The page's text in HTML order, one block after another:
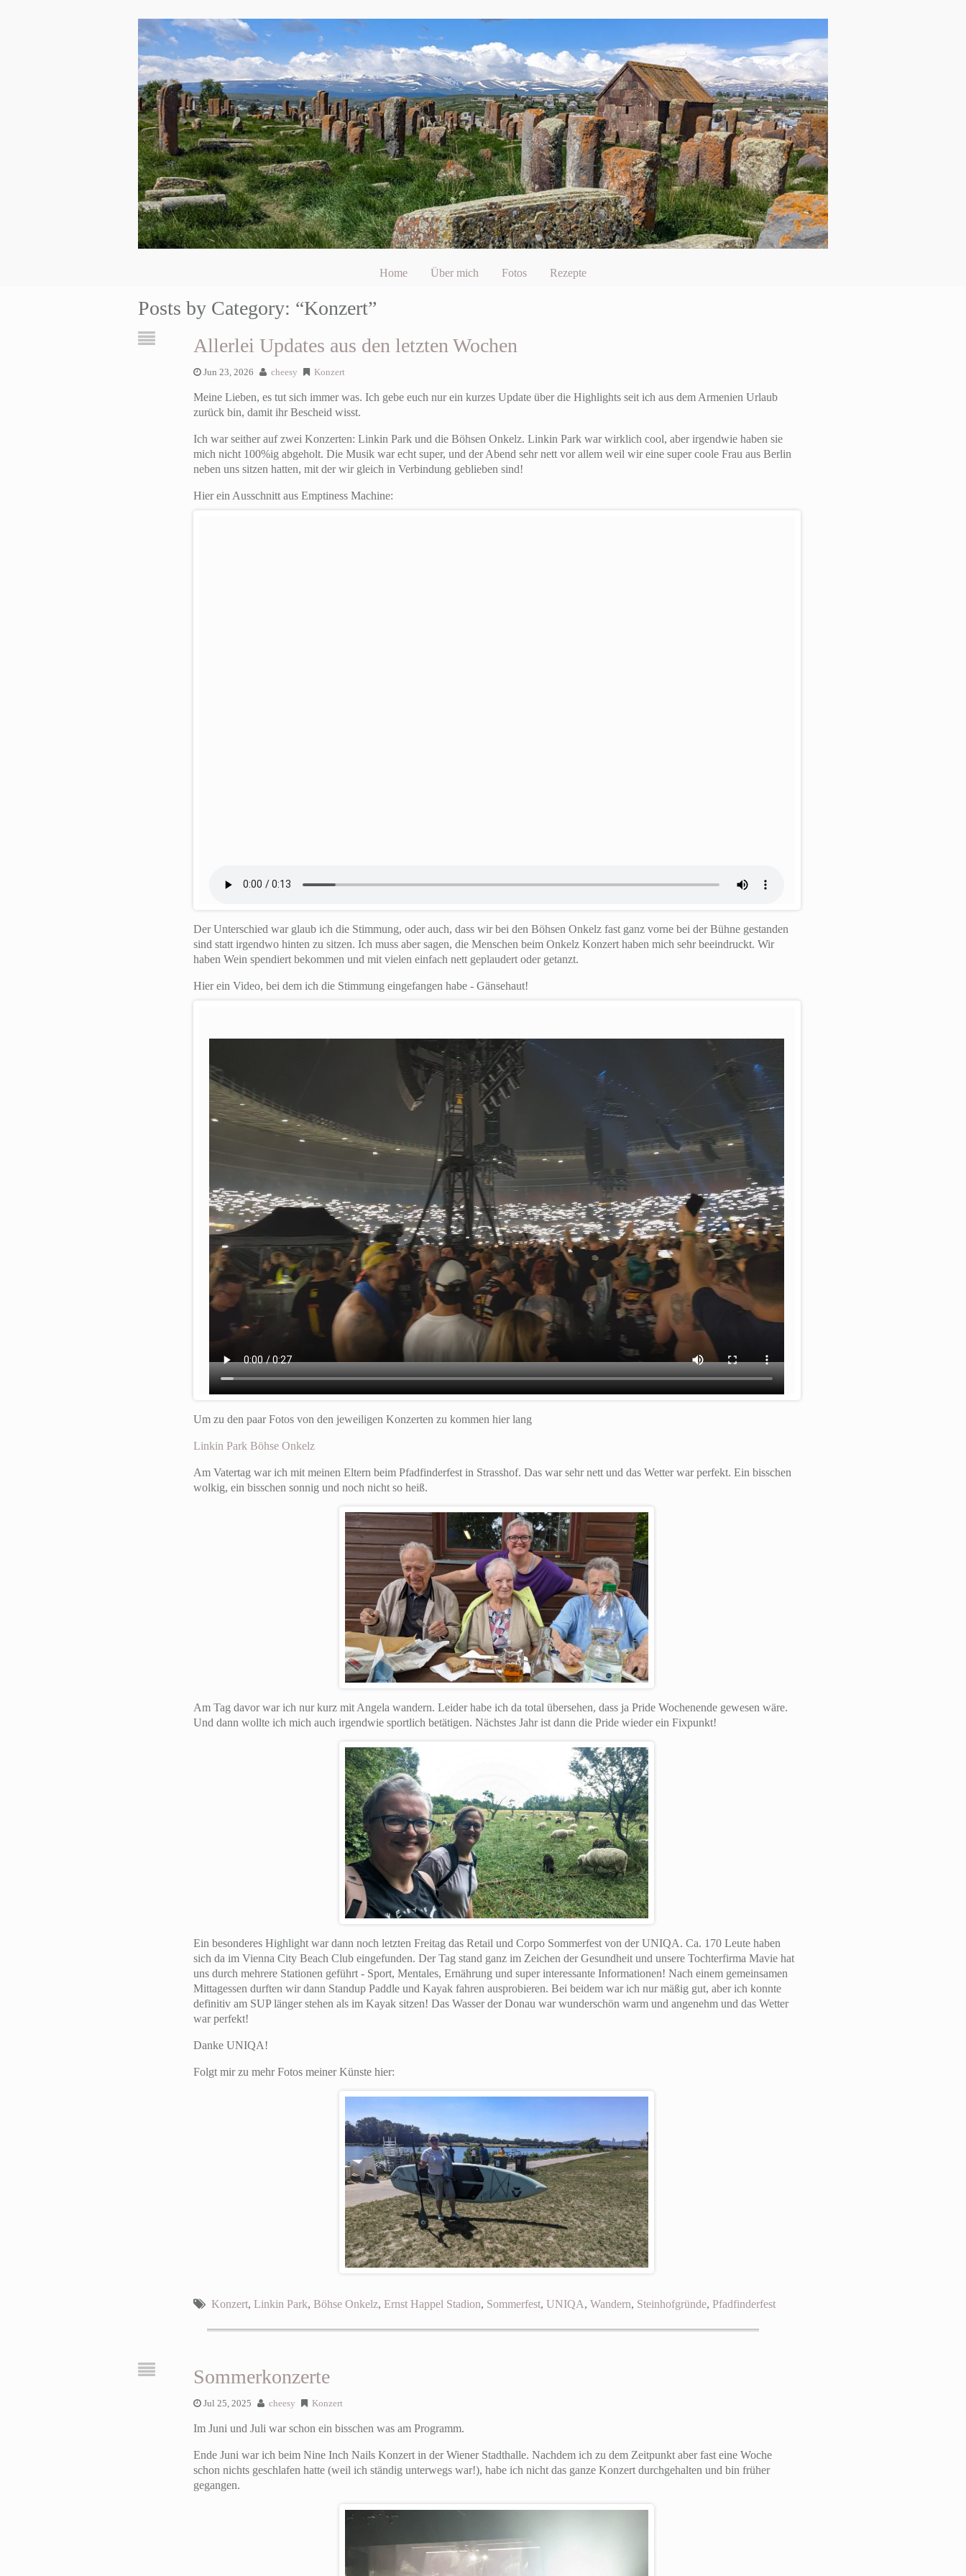
Home Über mich Fotos Rezepte
Posts by Category: “Konzert”
Allerlei Updates aus den letzten Wochen
Jun 23, 2026 cheesy Konzert
Meine Lieben, es tut sich immer was. Ich gebe euch nur ein kurzes Update über die Highlights seit ich aus dem Armenien Urlaub
zurück bin, damit ihr Bescheid wisst.
Ich war seither auf zwei Konzerten: Linkin Park und die Böhsen Onkelz. Linkin Park war wirklich cool, aber irgendwie haben sie
mich nicht 100%ig abgeholt. Die Musik war echt super, und der Abend sehr nett vor allem weil wir eine super coole Frau aus Berlin
neben uns sitzen hatten, mit der wir gleich in Verbindung geblieben sind!
Hier ein Ausschnitt aus Emptiness Machine:
Der Unterschied war glaub ich die Stimmung, oder auch, dass wir bei den Böhsen Onkelz fast ganz vorne bei der Bühne gestanden
sind statt irgendwo hinten zu sitzen. Ich muss aber sagen, die Menschen beim Onkelz Konzert haben mich sehr beeindruckt. Wir
haben Wein spendiert bekommen und mit vielen einfach nett geplaudert oder getanzt.
Hier ein Video, bei dem ich die Stimmung eingefangen habe - Gänsehaut!
Um zu den paar Fotos von den jeweiligen Konzerten zu kommen hier lang
Linkin Park Böhse Onkelz
Am Vatertag war ich mit meinen Eltern beim Pfadfinderfest in Strasshof. Das war sehr nett und das Wetter war perfekt. Ein bisschen
wolkig, ein bisschen sonnig und noch nicht so heiß.
Am Tag davor war ich nur kurz mit Angela wandern. Leider habe ich da total übersehen, dass ja Pride Wochenende gewesen wäre.
Und dann wollte ich mich auch irgendwie sportlich betätigen. Nächstes Jahr ist dann die Pride wieder ein Fixpunkt!
Ein besonderes Highlight war dann noch letzten Freitag das Retail und Corpo Sommerfest von der UNIQA. Ca. 170 Leute haben
sich da im Vienna City Beach Club eingefunden. Der Tag stand ganz im Zeichen der Gesundheit und unsere Tochterfirma Mavie hat
uns durch mehrere Stationen geführt - Sport, Mentales, Ernährung und super interessante Informationen! Nach einem gemeinsamen
Mittagessen durften wir dann Standup Paddle und Kayak fahren ausprobieren. Bei beidem war ich nur mäßig gut, aber ich konnte
definitiv am SUP länger stehen als im Kayak sitzen! Das Wasser der Donau war wunderschön warm und angenehm und das Wetter
war perfekt!
Danke UNIQA!
Folgt mir zu mehr Fotos meiner Künste hier:
Konzert, Linkin Park, Böhse Onkelz, Ernst Happel Stadion, Sommerfest, UNIQA, Wandern, Steinhofgründe, Pfadfinderfest
Sommerkonzerte
Jul 25, 2025 cheesy Konzert
Im Juni und Juli war schon ein bisschen was am Programm.
Ende Juni war ich beim Nine Inch Nails Konzert in der Wiener Stadthalle. Nachdem ich zu dem Zeitpunkt aber fast eine Woche
schon nichts geschlafen hatte (weil ich ständig unterwegs war!), habe ich nicht das ganze Konzert durchgehalten und bin früher
gegangen.